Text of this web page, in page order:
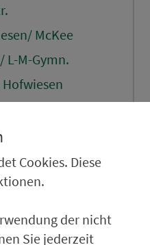
McKee
L-M-Gymn.
L 2218
2218
Cookies. Diese
der nicht
Sie jederzeit